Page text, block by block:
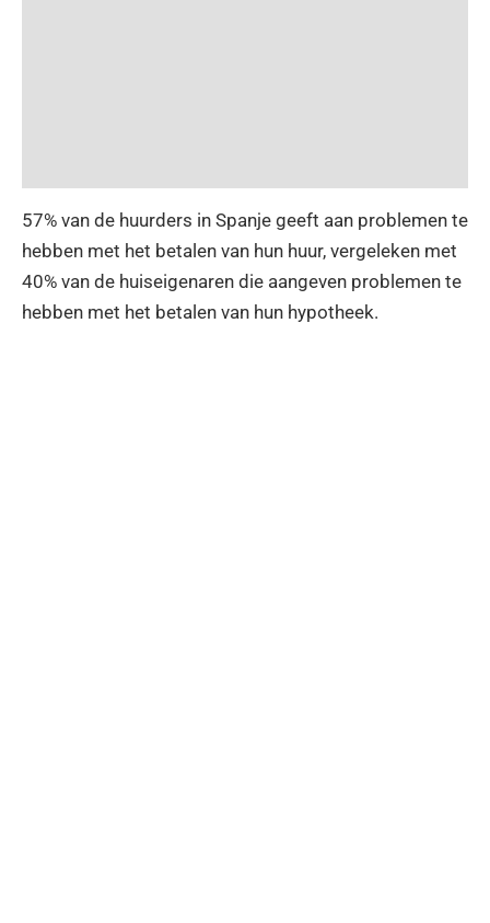
57% van de huurders in Spanje geeft aan problemen te
hebben met het betalen van hun huur, vergeleken met
40% van de huiseigenaren die aangeven problemen te
hebben met het betalen van hun hypotheek.